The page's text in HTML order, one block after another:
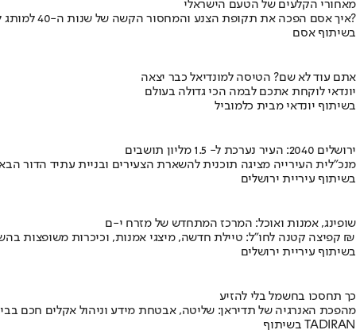
מאחורי הקלעים של הטעם הישראלי
איך אסם הפכה את תקופת הצנע והמחסור הקשה של שנות ה-40 למותג לאומי?
בשיתוף אסם
אתם עוד לא שם? הטיסה למונדיאל כבר יצאה
יונדאי לוקחת אתכם לבמה הכי גדולה בעולם
בשיתוף יונדאי מבית כלמוביל
ירושלים 2040: העיר נערכת ל- 1.5 מליון תושבים
מנכ"לית העירייה מציגה תוכנית להשארת הצעירים ובניית עתיד הדור
בשיתוף עיריית ירושלים
שופינג, אמנות ואוכל: המרכז המתחדש של מזרח י-ם
קפיצה קטנה לחו"ל: טיילת חדשה, מיצגי אמנות, וכיכרות משופצות בהשקעה של 100 מיליון ₪
בשיתוף עיריית ירושלים
כך תחסכו בחשמל בלי להזיע
מהפכת האנרגיה של תדיראן: שליטה, אבטחת מידע וניהול אקלים חכם
בשיתוף TADIRAN